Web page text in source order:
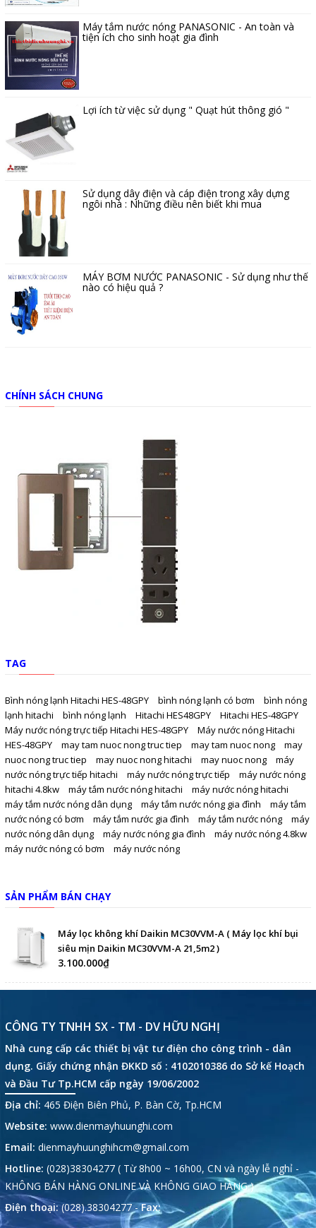
Máy tắm nước nóng PANASONIC - An toàn và
tiện ích cho sinh hoạt gia đình
Lợi ích từ việc sử dụng " Quạt hút thông gió "
Sử dụng dây điện và cáp điện trong xây dựng
ngôi nhà : Những điều nên biết khi mua
MÁY BƠM NƯỚC PANASONIC - Sử dụng như thế
nào có hiệu quả ?
CHÍNH SÁCH CHUNG
TAG
Bình nóng lạnh Hitachi HES-48GPY bình nóng lạnh có bơm
bình nóng
lạnh hitachi
bình nóng lạnh Hitachi HES48GPY
Hitachi HES-48GPY
Máy nước nóng trực tiếp Hitachi HES-48GPY
Máy nước nóng Hitachi
HES-48GPY
may tam nuoc nong truc tiep may tam nuoc nong
may
nuoc nong truc tiep
may nuoc nong hitachi may nuoc nong
máy
nước nóng trực tiếp hitachi
máy nước nóng trực tiếp
máy nước nóng
hitachi 4.8kw
máy tắm nước nóng hitachi
máy nước nóng hitachi
máy tắm nước nóng dân dụng
máy tắm nước nóng gia đình
máy tắm
nước nóng có bơm
máy tắm nước gia đình máy tắm nước nóng
máy
nước nóng dân dụng
máy nước nóng gia đình
máy nước nóng 4.8kw
máy nước nóng có bơm
máy nước nóng
SẢN PHẨM BÁN CHẠY
Máy lọc không khí Daikin MC30VVM-A ( Máy lọc khí bụi
siêu mịn Daikin MC30VVM-A 21,5m2 )
3.100.000₫
CÔNG TY TNHH SX - TM - DV HỮU NGHỊ
Nhà cung cấp các thiết bị vật tư điện cho công trình - dân
dụng. Giấy chứng nhận ĐKKD số : 4102010386 do Sở kế Hoạch
và Đầu Tư Tp.HCM cấp ngày 19/06/2002
Địa chỉ: 465 Điện Biên Phủ, P. Bàn Cờ, Tp.HCM
Website: www.dienmayhuunghi.com
Email: dienmayhuunghihcm@gmail.com
Hotline: (028)38304277 ( Từ 8h00 ~ 16h00, CN và ngày lễ nghỉ -
KHÔNG BÁN HÀNG ONLINE VÀ KHÔNG GIAO HÀNG )
Điện thoại: (028).38304277 -Fax: